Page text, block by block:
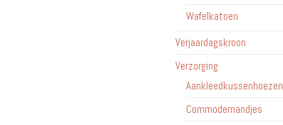
Wafelkatoen
Verjaardagskroon
Verzorging
Aankleedkussenhoezen
Commodemandjes